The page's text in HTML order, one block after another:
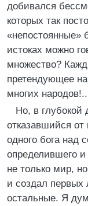
добивался
которых так
«непостоянные»
истоках можно
множество?
претендующее
многих народов!..
Но, в глубокой
отказавшийся
одного бога над
определившего и
не только мир,
и создал
остальные. Я